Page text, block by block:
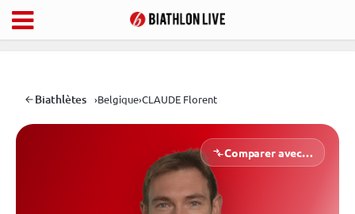
Biathlètes ›Belgique›CLAUDE Florent
Comparer avec…